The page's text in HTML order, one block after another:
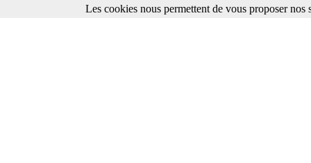
Les cookies nous permettent de vous proposer